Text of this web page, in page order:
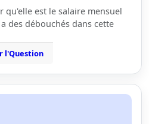
qu'elle est le salaire mensuel
des débouchés dans cette
l'Question